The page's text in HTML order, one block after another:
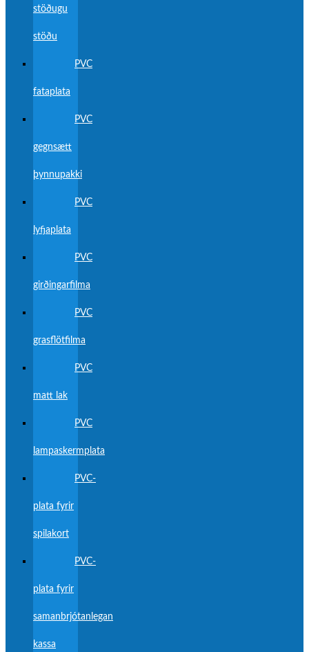
stöðugu
stöðu
PVC
fataplata
PVC
gegnsætt
þynnupakki
PVC
lyfjaplata
PVC
girðingarfilma
PVC
grasflötfilma
PVC
matt lak
PVC
lampaskermplata
PVC-
plata fyrir
spilakort
PVC-
plata fyrir
samanbrjótanlegan
kassa